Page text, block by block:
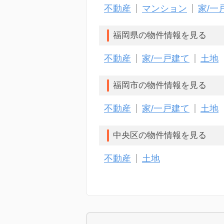
不動産 マンション 家/一
福岡県の物件情報を見る
不動産 家/一戸建て 土地
福岡市の物件情報を見る
不動産 家/一戸建て 土地
中央区の物件情報を見る
不動産 土地